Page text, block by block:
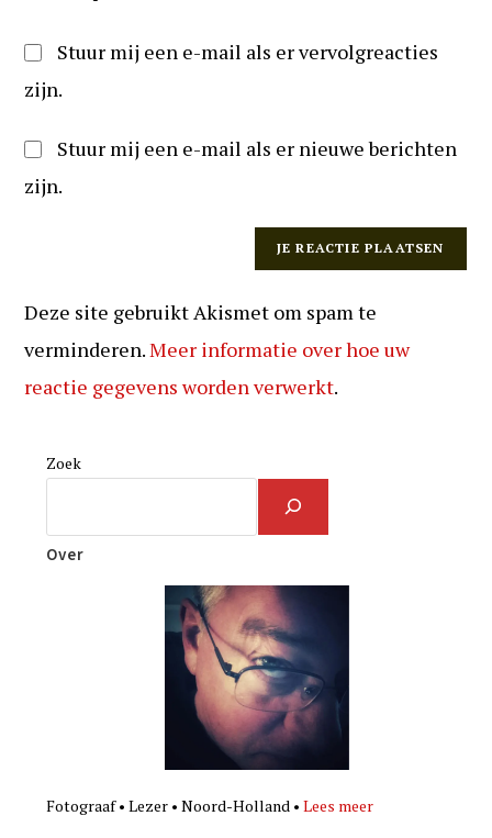
Stuur mij een e-mail als er vervolgreacties
zijn.
Stuur mij een e-mail als er nieuwe berichten
zijn.
Deze site gebruikt Akismet om spam te
verminderen.Meer informatie over hoe uw
reactie gegevens worden verwerkt.
Zoek
Over
Fotograaf • Lezer • Noord-Holland •Lees meer